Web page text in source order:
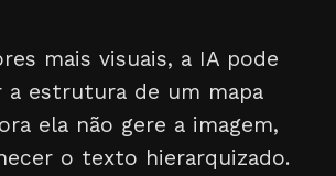
mais visuais, a IA pode
a estrutura de um mapa
ela não gere a imagem,
o texto hierarquizado.